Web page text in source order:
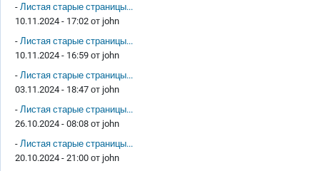
- Листая старые страницы...
10.11.2024 - 17:02 от john
- Листая старые страницы...
10.11.2024 - 16:59 от john
- Листая старые страницы...
03.11.2024 - 18:47 от john
- Листая старые страницы...
26.10.2024 - 08:08 от john
- Листая старые страницы...
20.10.2024 - 21:00 от john